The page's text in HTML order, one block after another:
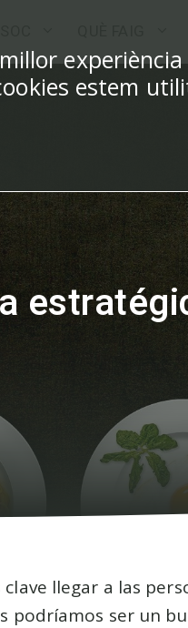
llegar a las
podríamos ser un
estem